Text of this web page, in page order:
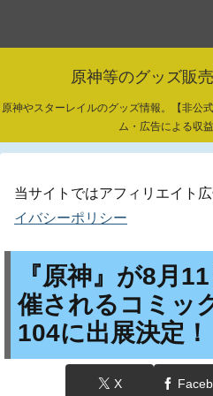
原神等のグッズ販
原神やスターレイルのグッズ情報。【非公
ム・広告による収
当サイトではアフィリエイト
イバシーポリシー
『原神』が8月
催されるコミッ
104に出展決定！
X